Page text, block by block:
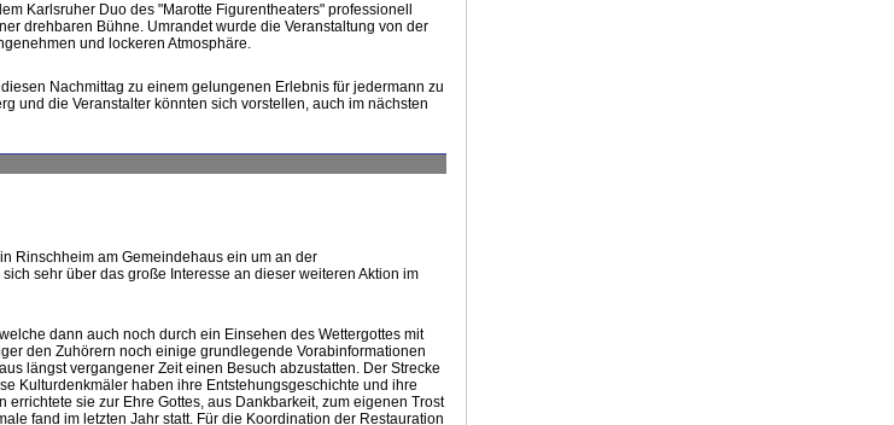
Karlsruher Duo des "Marotte Figurentheaters" professionell
drehbaren Bühne. Umrandet wurde die Veranstaltung von der
und lockeren Atmosphäre.
Nachmittag zu einem gelungenen Erlebnis für jedermann zu
und die Veranstalter könnten sich vorstellen, auch im nächsten
Rinschheim am Gemeindehaus ein um an der
sehr über das große Interesse an dieser weiteren Aktion im
dann auch noch durch ein Einsehen des Wettergottes mit
den Zuhörern noch einige grundlegende Vorabinformationen
längst vergangener Zeit einen Besuch abzustatten. Der Strecke
Kulturdenkmäler haben ihre Entstehungsgeschichte und ihre
sie zur Ehre Gottes, aus Dankbarkeit, zum eigenen Trost
fand im letzten Jahr statt. Für die Koordination der Restauration